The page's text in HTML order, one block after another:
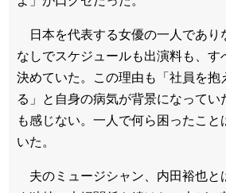
日本を代表する女優の一人であり
なしでスケジュールも出演料も、す
決めていた。この理由も「社員を抱
る」と自身の病気が背景になってい
も感じない。一人で何ら困ったこと
いた。
夫のミュージシャン、内田裕也と